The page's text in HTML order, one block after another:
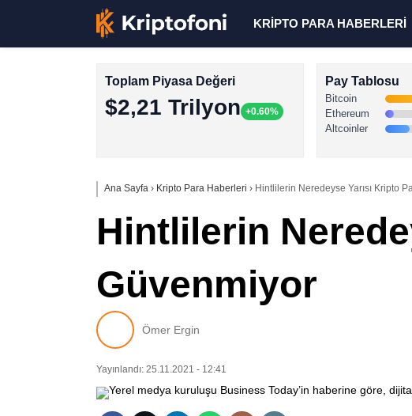
KRİPTO PARA HABERLERİ
Toplam Piyasa Değeri
$2,21 Trilyon +0.60%
Pay Tablosu
Bitcoin
Ethereum
Altcoinler
Ana Sayfa › Kripto Para Haberleri › Hintlilerin Neredeyse Yarısı Kripto
Hintlilerin
Güvenmiyor
Ömer Ergin
Yayınlandı: 25.11.2021 - 12:41